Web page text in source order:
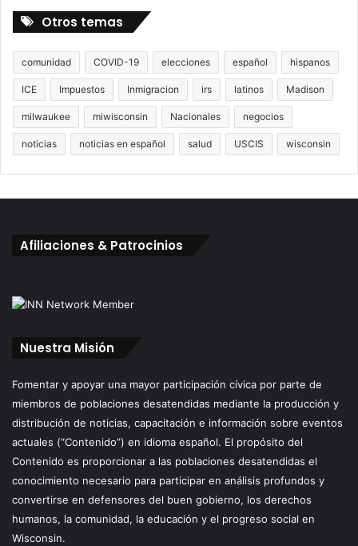
Otros temas
comunidad COVID-19 elecciones español hispanos
ICE Impuestos Inmigracion irs latinos Madison
milwaukee miwisconsin Nacionales negocios
noticias noticias en español salud USCIS wisconsin
Afiliaciones & Patrocinios
Nuestra Misión
Fomentar y apoyar una mayor participación cívica por parte de
miembros de poblaciones desatendidas mediante la producción y
distribución de noticias, capacitación e información sobre eventos
actuales (“Contenido”) en idioma español. El propósito del
Contenido es proporcionar a las poblaciones desatendidas el
conocimiento necesario para participar en análisis profundos y
convertirse en defensores del buen gobierno, los derechos
humanos, la comunidad, la educación y el progreso social en
Wisconsin.